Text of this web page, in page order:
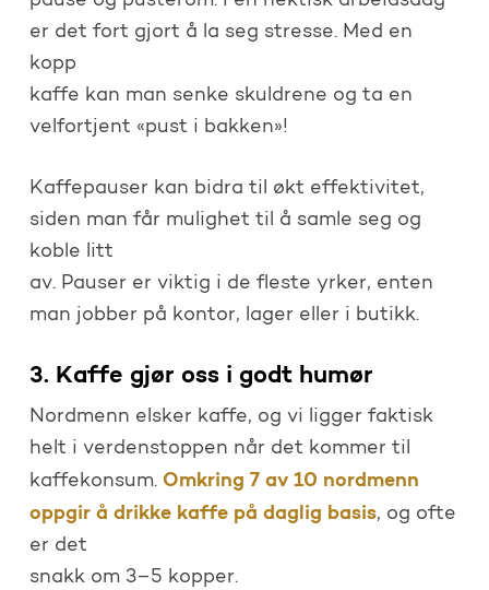
er det fort gjort å la seg stresse. Med en
kopp
kaffe kan man senke skuldrene og ta en
velfortjent «pust i bakken»!
Kaffepauser kan bidra til økt effektivitet,
siden man får mulighet til å samle seg og
koble litt
av. Pauser er viktig i de fleste yrker, enten
man jobber på kontor, lager eller i butikk.
3. Kaffe gjør oss i godt humør
Nordmenn elsker kaffe, og vi ligger faktisk
helt i verdenstoppen når det kommer til
kaffekonsum. Omkring 7 av 10 nordmenn
oppgir å drikke kaffe på daglig basis, og ofte
er det
snakk om 3–5 kopper.